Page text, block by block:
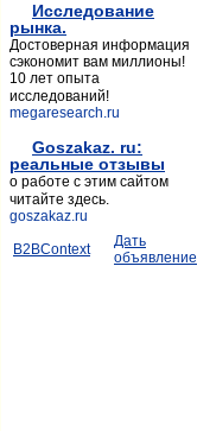
Исследование
рынка.
Достоверная информация
сэкономит вам миллионы!
10 лет опыта
исследований!
megaresearch.ru
Goszakaz. ru:
реальные отзывы
о работе с этим сайтом
читайте здесь.
goszakaz.ru
B2BContext
Дать
объявление